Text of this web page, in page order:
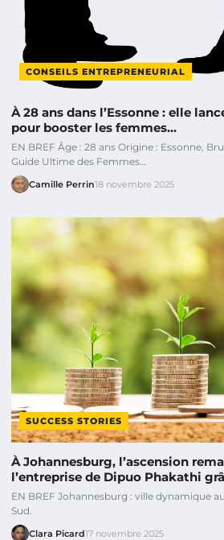
CONSEILS ENTREPRENEURIAL
À 28 ans dans l’Essonne : elle
pour booster les femmes…
EN BREF Âge : 28 ans Origine : Essonne,
Guide Ultime des Femmes…
Camille Perrin18 novembre 2025
SUCCESS STORIES
À Johannesburg, l’ascension
l’entreprise de Dipuo Phakathi
EN BREF Johannesburg : ville dynamique
Sud.
Clara Picard17 novembre 2025